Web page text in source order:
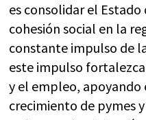
es consolidar el
cohesión social en la
constante impulso de
este impulso
y el empleo,
crecimiento de pymes